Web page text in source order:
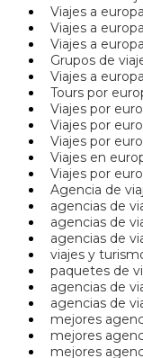
Viajes a
Viajes a
Viajes a
Grupos de
Viajes a
Tours por
Viajes por
Viajes por
Viajes por
Viajes en
Viajes por
Agencia de
agencias de
agencias de
agencias de
viajes y
paquetes de
agencias de
agencias de
mejores
mejores
mejores